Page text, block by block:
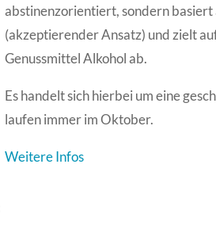
abstinenzorientiert, sondern basiert
(akzeptierender Ansatz) und zielt
Genussmittel Alkohol ab.
Es handelt sich hierbei um eine
laufen immer im Oktober.
Weitere Infos